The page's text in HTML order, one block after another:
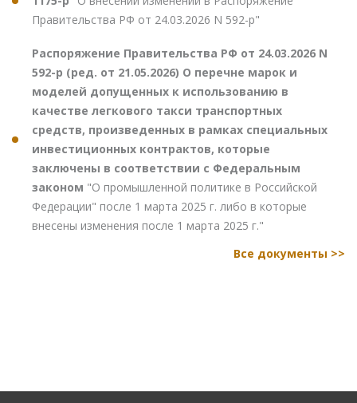
Правительства РФ от 24.03.2026 N 592-р"
Распоряжение Правительства РФ от 24.03.2026 N
592-р (ред. от 21.05.2026) О перечне марок и
моделей допущенных к использованию в
качестве легкового такси транспортных
средств, произведенных в рамках специальных
инвестиционных контрактов, которые
заключены в соответствии с Федеральным
законом "О промышленной политике в Российской
Федерации" после 1 марта 2025 г. либо в которые
внесены изменения после 1 марта 2025 г."
Все документы >>